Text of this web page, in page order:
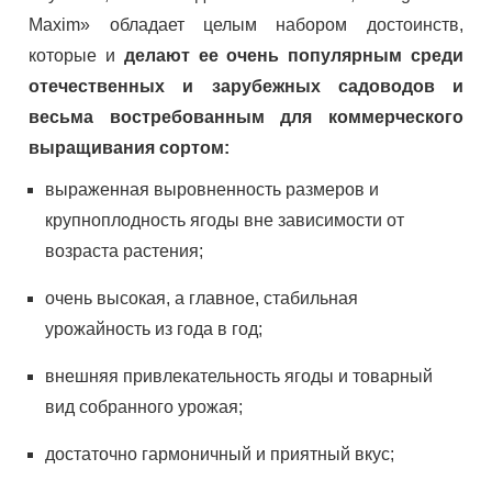
Maxim» обладает целым набором достоинств,
которые и делают ее очень популярным среди
отечественных и зарубежных садоводов и
весьма востребованным для коммерческого
выращивания сортом:
выраженная выровненность размеров и
крупноплодность ягоды вне зависимости от
возраста растения;
очень высокая, а главное, стабильная
урожайность из года в год;
внешняя привлекательность ягоды и товарный
вид собранного урожая;
достаточно гармоничный и приятный вкус;